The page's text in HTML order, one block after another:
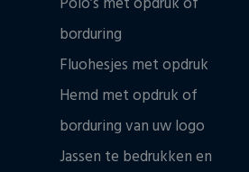
borduring
Fluohesjes met opdruk
Hemd met opdruk of
borduring van uw logo
Jassen te bedrukken en